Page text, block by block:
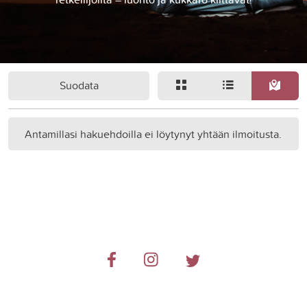
Suodata
Antamillasi hakuehdoilla ei löytynyt yhtään ilmoitusta.